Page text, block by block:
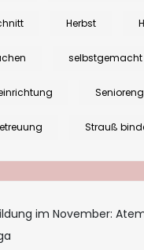
Herbst
selbstgemacht
Strauß
im November: